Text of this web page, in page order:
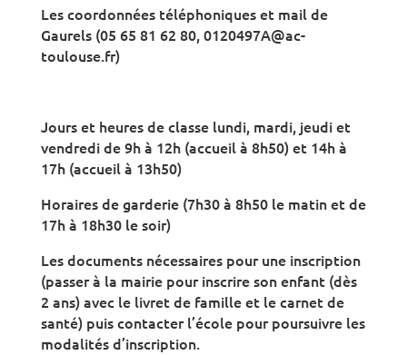
Les coordonnées téléphoniques et mail de
Gaurels (05 65 81 62 80, 0120497A@ac-
toulouse.fr)
Jours et heures de classe lundi, mardi, jeudi et
vendredi de 9h à 12h (accueil à 8h50) et 14h à
17h (accueil à 13h50)
Horaires de garderie (7h30 à 8h50 le matin et de
17h à 18h30 le soir)
Les documents nécessaires pour une inscription
(passer à la mairie pour inscrire son enfant (dès
2 ans) avec le livret de famille et le carnet de
santé) puis contacter l’école pour poursuivre les
modalités d’inscription.